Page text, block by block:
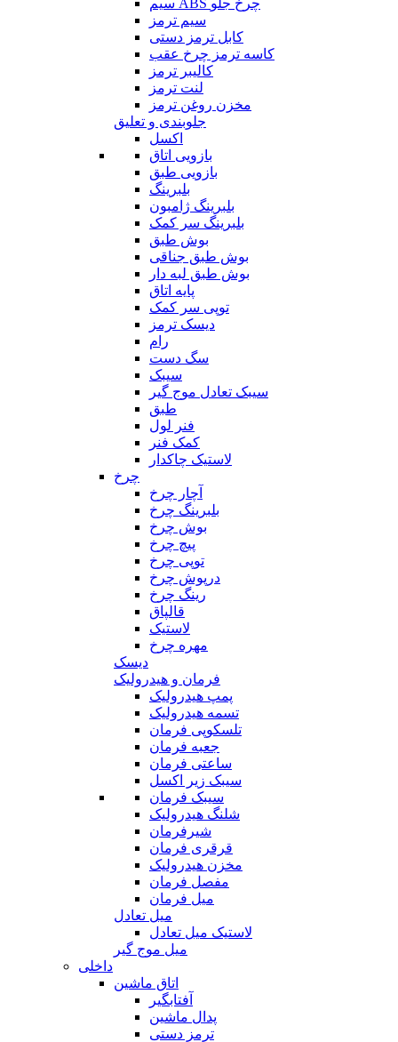
سیم ABS چرخ جلو
سیم ترمز
کابل ترمز دستی
کاسه ترمز چرخ عقب
کالیبر ترمز
لنت ترمز
مخزن روغن ترمز
جلوبندی و تعلیق
اکسل
بازویی اتاق
بازویی طبق
بلبرینگ
بلبرینگ ژامبون
بلبرینگ سر کمک
بوش طبق
بوش طبق جناقی
بوش طبق لبه دار
پایه اتاق
توپی سر کمک
دیسک ترمز
رام
سگ دست
سیبک
سیبک تعادل موج گیر
طبق
فنر لول
کمک فنر
لاستیک چاکدار
چرخ
آچار چرخ
بلبرینگ چرخ
بوش چرخ
پیچ چرخ
توپی چرخ
درپوش چرخ
رینگ چرخ
قالپاق
لاستیک
مهره چرخ
دیسک
فرمان و هیدرولیک
پمپ هیدرولیک
تسمه هیدرولیک
تلسکوپی فرمان
جعبه فرمان
ساعتی فرمان
سیبک زیر اکسل
سیبک فرمان
شلنگ هیدرولیک
شیرفرمان
قرقری فرمان
مخزن هیدرولیک
مفصل فرمان
میل فرمان
میل تعادل
لاستیک میل تعادل
میل موج گیر
داخلی
اتاق ماشین
آفتابگیر
پدال ماشین
ترمز دستی